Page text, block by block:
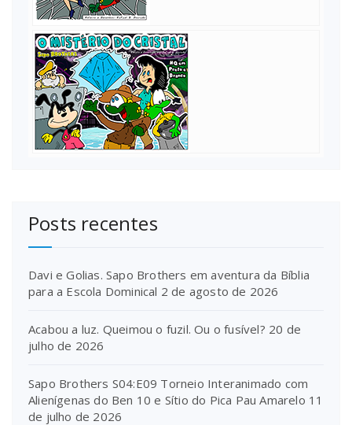
Posts recentes
Davi e Golias. Sapo Brothers em aventura da Bíblia
para a Escola Dominical 2 de agosto de 2026
Acabou a luz. Queimou o fuzil. Ou o fusível? 20 de
julho de 2026
Sapo Brothers S04:E09 Torneio Interanimado com
Alienígenas do Ben 10 e Sítio do Pica Pau Amarelo 11
de julho de 2026